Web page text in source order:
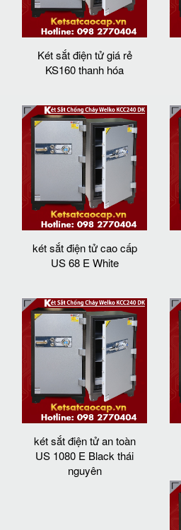
Két sắt điện tử giá rẻ
KS160 thanh hóa
két sắt điện tử cao cấp
US 68 E White
két sắt điện tử an toàn
US 1080 E Black thái
nguyên